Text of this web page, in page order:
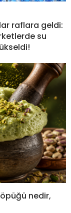
raflara geldi:
su
nedir,